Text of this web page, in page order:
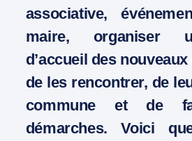
associative,
maire, organiser
d’accueil des
de les rencontrer, de
commune et de
démarches. Voici